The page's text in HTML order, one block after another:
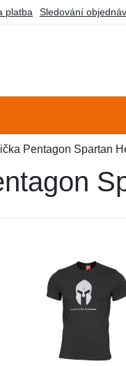
platba Sledování
Pentagon Spartan